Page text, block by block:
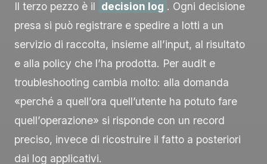
Il terzo pezzo è il decision log . Ogni decisione
presa si può registrare e spedire a lotti a un
servizio di raccolta, insieme all’input, al risultato
e alla policy che l’ha prodotta. Per audit e
troubleshooting cambia molto: alla domanda
«perché a quell’ora quell’utente ha potuto fare
quell’operazione» si risponde con un record
preciso, invece di ricostruire il fatto a posteriori
dai log applicativi.